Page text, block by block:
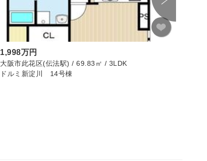
1,998万円
大阪市此花区(伝法駅) / 69.83㎡ / 3LDK
ドルミ新淀川 14号棟